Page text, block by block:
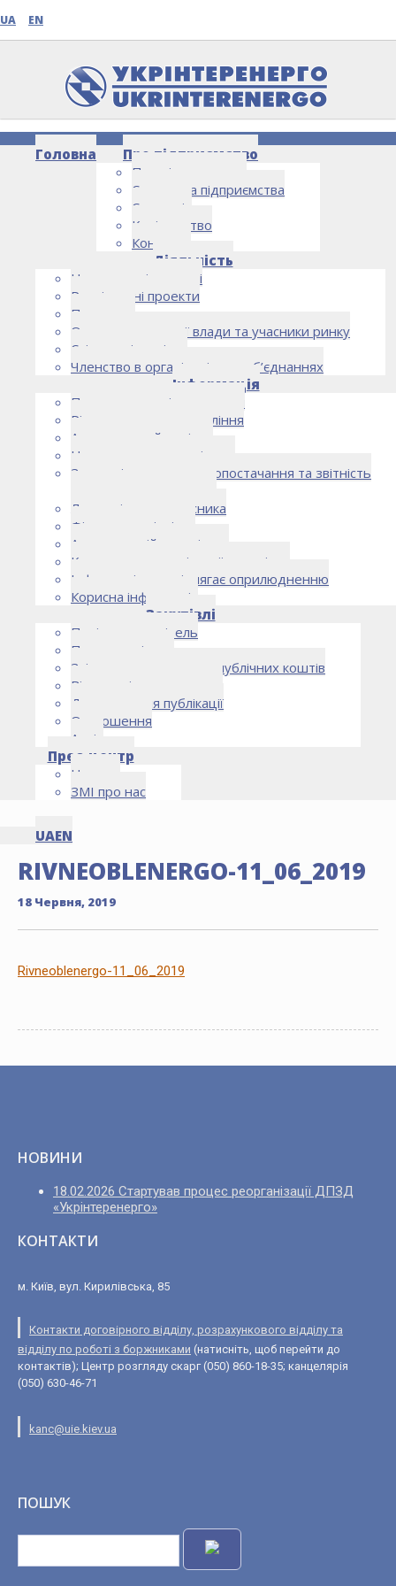
UA EN
Головна
Про підприємство
Про підприємство
Структура підприємства
Стратегія
Керівництво
Контакти
Діяльність
Напрямки діяльності
Реалізовані проекти
Партнери
Органи державної влади та учасники ринку
Спільна діяльність
Членство в організаціях та об’єднаннях
Інформація
Правоустановчі документи
Рішення органу управління
Аудиторський комітет
Нормативно-правові акти
Загальні умови електропостачання та звітність
Лист очікувань власника
Фінансова звітність
Антикорупційна політика
Кодекс етики та ділової поведінки
Інформація, що підлягає оприлюдненню
Корисна інформація
Закупівлі
Політика закупівель
План закупівель
Звіт про використання публічних коштів
Відомості про договори
Договори для публікації
Оголошення
Архів
Прес-центр
Новини
ЗМІ про нас
UAEN
НОВИНИ
RIVNEOBLENERGO-11_06_2019
18 Червня, 2019
Rivneoblenergo-11_06_2019
НОВИНИ
18.02.2026 Стартував процес реорганізації ДПЗД
«Укрінтеренерго»
КОНТАКТИ
м. Київ, вул. Кирилівська, 85
Контакти договірного відділу, розрахункового відділу та
відділу по роботі з боржниками (натисніть, щоб перейти до
контактів); Центр розгляду скарг (050) 860-18-35; канцелярія
(050) 630-46-71
kanc@uie.kiev.ua
ПОШУК